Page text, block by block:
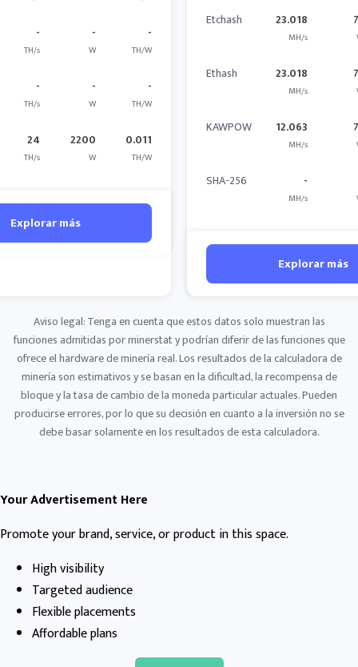
-
TH/s
-
W
-
TH/W
-
TH/s
-
W
-
TH/W
24
TH/s
2200
W
0.011
TH/W
Explorar más
Etchash 23.018
MH/s
Ethash 23.018
MH/s
KAWPOW 12.063
MH/s
SHA-256 -
MH/s
Explorar más
Aviso legal: Tenga en cuenta que estos datos solo muestran las
funciones admitidas por minerstat y podrían diferir de las funciones que
ofrece el hardware de minería real. Los resultados de la calculadora de
minería son estimativos y se basan en la dificultad, la recompensa de
bloque y la tasa de cambio de la moneda particular actuales. Pueden
producirse errores, por lo que su decisión en cuanto a la inversión no se
debe basar solamente en los resultados de esta calculadora.
Your Advertisement Here
Promote your brand, service, or product in this space.
High visibility
Targeted audience
Flexible placements
Affordable plans